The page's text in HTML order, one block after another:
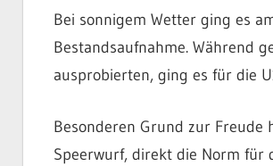
Bei sonnigem Wetter ging es
Bestandsaufnahme. Während
ausprobierten, ging es für die
Besonderen Grund zur Freude
Speerwurf, direkt die Norm für